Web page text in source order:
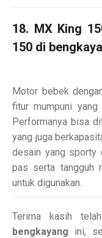
18. MX King
150 di
Motor bebek
fitur mumpuni yang
Performanya bisa
yang juga
desain yang sporty
pas serta tangguh
untuk digunakan.
Terima kasih
bengkayang ini,